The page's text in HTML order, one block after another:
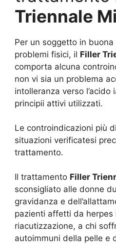
Triennale
Per un soggetto in
problemi fisici, il Filler
comporta alcuna
non vi sia un problema
intolleranza verso l’acido
principii attivi utilizzati.
Le controindicazioni più
situazioni verificatesi
trattamento.
Il trattamento Filler
sconsigliato alle donne
gravidanza e
pazienti affetti da herpes
riacutizzazione, a chi
autoimmuni della pelle e